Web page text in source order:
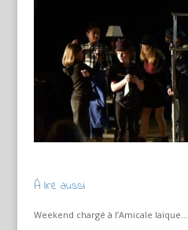
À lire aussi
Weekend chargé à l’Amicale laïque…